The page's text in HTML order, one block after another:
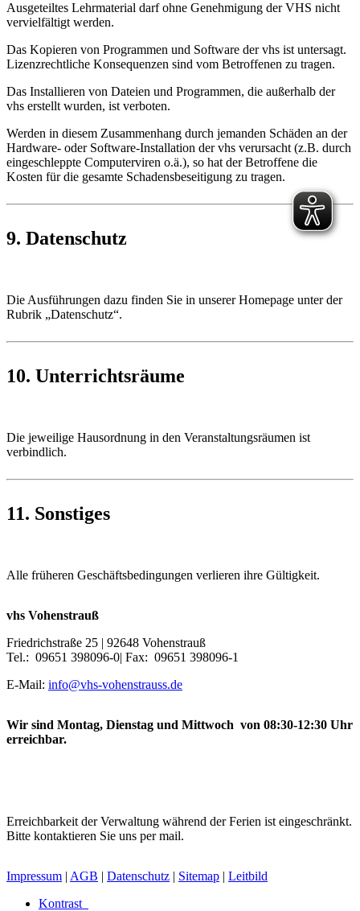
Ausgeteiltes Lehrmaterial darf ohne Genehmigung der VHS nicht
vervielfältigt werden.
Das Kopieren von Programmen und Software der vhs ist untersagt.
Lizenzrechtliche Konsequenzen sind vom Betroffenen zu tragen.
Das Installieren von Dateien und Programmen, die außerhalb der
vhs erstellt wurden, ist verboten.
Werden in diesem Zusammenhang durch jemanden Schäden an der
Hardware- oder Software-Installation der vhs verursacht (z.B. durch
eingeschleppte Computerviren o.ä.), so hat der Betroffene die
Kosten für die gesamte Schadensbeseitigung zu tragen.
9. Datenschutz
Die Ausführungen dazu finden Sie in unserer Homepage unter der
Rubrik „Datenschutz“.
10. Unterrichtsräume
Die jeweilige Hausordnung in den Veranstaltungsräumen ist
verbindlich.
11. Sonstiges
Alle früheren Geschäftsbedingungen verlieren ihre Gültigkeit.
vhs Vohenstrauß
Friedrichstraße 25 | 92648 Vohenstrauß
Tel.: 09651 398096-0| Fax: 09651 398096-1
E-Mail: info@vhs-vohenstrauss.de
Wir sind Montag, Dienstag und Mittwoch von 08:30-12:30 Uhr
erreichbar.
Erreichbarkeit der Verwaltung während der Ferien ist eingeschränkt.
Bitte kontaktieren Sie uns per mail.
Impressum | AGB | Datenschutz | Sitemap | Leitbild
Kontrast